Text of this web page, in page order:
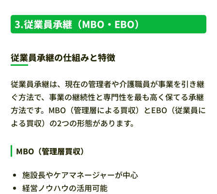
3.従業員承継（MBO・EBO）
従業員承継の仕組みと特徴
従業員承継は、現在の管理者や介護職員が事業を引き継
ぐ方法で、事業の継続性と専門性を最も高く保てる承継
方法です。MBO（管理層による買収）とEBO（従業員に
よる買収）の2つの形態があります。
MBO（管理層買収）
施設長やケアマネージャーが中心
経営ノウハウの活用可能